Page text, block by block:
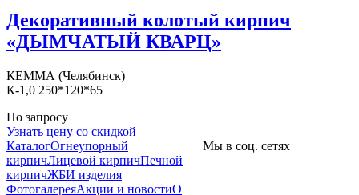
Декоративный колотый кирпич
«ДЫМЧАТЫЙ КВАРЦ»
КЕММА (Челябинск)
К-1,0 250*120*65
По запросу
Узнать цену со скидкой
КаталогОгнеупорный
кирпичЛицевой кирпичПечной
кирпичЖБИ изделия
ФотогалереяАкции и новостиО
Мы в соц. сетях